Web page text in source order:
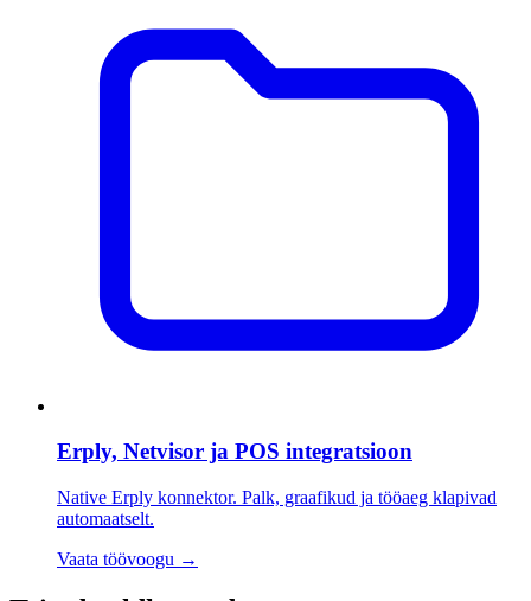
Erply, Netvisor ja POS integratsioon
Native Erply konnektor. Palk, graafikud ja tööaeg klapivad
automaatselt.
Vaata töövoogu →